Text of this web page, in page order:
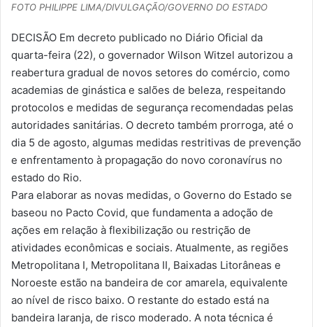
-
a
i
l
FOTO PHILIPPE LIMA/DIVULGAÇÃO/GOVERNO DO ESTADO
DECISÃO Em decreto publicado no Diário Oficial da
quarta-feira (22), o governador Wilson Witzel autorizou a
reabertura gradual de novos setores do comércio, como
academias de ginástica e salões de beleza, respeitando
protocolos e medidas de segurança recomendadas pelas
autoridades sanitárias. O decreto também prorroga, até o
dia 5 de agosto, algumas medidas restritivas de prevenção
e enfrentamento à propagação do novo coronavírus no
estado do Rio.
Para elaborar as novas medidas, o Governo do Estado se
baseou no Pacto Covid, que fundamenta a adoção de
ações em relação à flexibilização ou restrição de
atividades econômicas e sociais. Atualmente, as regiões
Metropolitana I, Metropolitana II, Baixadas Litorâneas e
Noroeste estão na bandeira de cor amarela, equivalente
ao nível de risco baixo. O restante do estado está na
bandeira laranja, de risco moderado. A nota técnica é